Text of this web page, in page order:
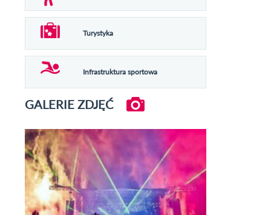
Turystyka
Infrastruktura sportowa
GALERIE ZDJĘĆ